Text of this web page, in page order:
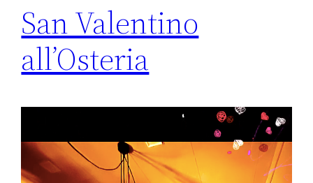
San Valentino
all’Osteria